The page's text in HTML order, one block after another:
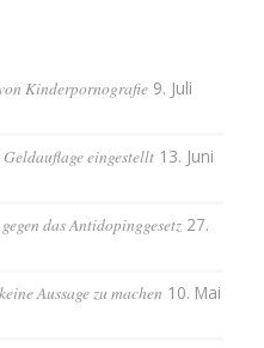
Kinderpornografie 9. Juli
Geldauflage eingestellt 13. Juni
das Antidopinggesetz 27.
Aussage zu machen 10. Mai